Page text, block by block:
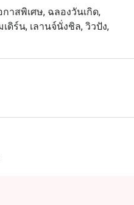
Malai และ Siam Sour
ที่ทันสมัย พร้อมเพลิดเพลิน
ติมเต็มค่ำคืนอันน่าประทับ
ทิตย์ตกดินหรือสัมผัสชีวิต
Rooftop Bar คือประตูสู่
าสพิเศษ, ฉลองวันเกิด,
ดิร์น, เลานจ์นั่งชิล, วิวปัง,